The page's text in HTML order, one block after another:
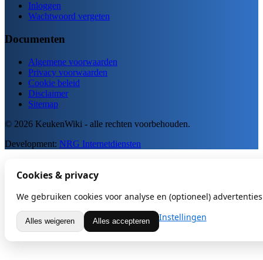
Inloggen
Wachtwoord vergeten
Documenten
Algemene voorwaarden
Privacy voorwaarden
Cookie beleid
Disclaimer
Sitemap
© 2026 KeukenWiki - alle rechten voorbehouden.
Development: NRG Internetdiensten
Cookies & privacy
We gebruiken cookies voor analyse en (optioneel)
Alles weigeren Alles accepteren Instellingen